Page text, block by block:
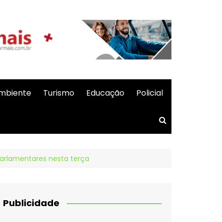
Turismo Educação Policial
nesta terça
Publicidade